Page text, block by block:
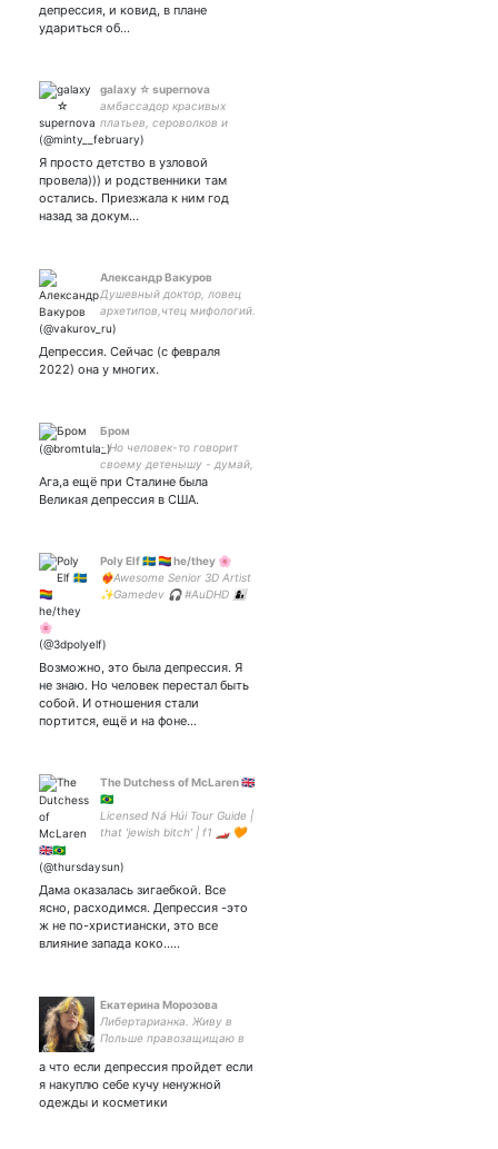
депрессия, и ковид, в плане
удариться об…
galaxy ☆ supernova
амбассадор красивых
платьев, сероволков и
сериала Lost. I'd like your
feedback. Tell me if I was
brilliant or simply outstanding
Я просто детство в узловой
провела))) и родственники там
остались. Приезжала к ним год
назад за докум…
Александр Вакуров
Душевный доктор, ловец
архетипов,чтец мифологий.
Этика,эстетика. Важно
помнить: Победившее
Добро автоматически
переходит на сторону Зла.
Депрессия. Сейчас (с февраля
2022) она у многих.
Бром
- Но человек-то говорит
своему детенышу - думай,
как я, а это уже
преступление ! Стругацкие
Ага,а ещё при Сталине была
Великая депрессия в США.
Poly Elf 🇸🇪 🏳️‍🌈 he/they 🌸
❤️‍🔥Awesome Senior 3D Artist
✨Gamedev 🎧 #AuDHD 👩‍👦
Tattooed 🧚 Unmasking and
drawing #nonai #humanart
Возможно, это была депрессия. Я
не знаю. Но человек перестал быть
собой. И отношения стали
портится, ещё и на фоне…
The Dutchess of McLaren 🇬🇧
🇧🇷
Licensed Ná Húi Tour Guide |
that 'jewish bitch' | f1 🏎 🧡
🌐: 🇰🇷 | | no war
Дама оказалась зигаебкой. Все
ясно, расходимся. Депрессия -это
ж не по-христиански, это все
влияние запада коко..…
Екатерина Морозова
Либертарианка. Живу в
Польше правозащищаю в
а что если депрессия пройдет если
я накуплю себе кучу ненужной
одежды и косметики